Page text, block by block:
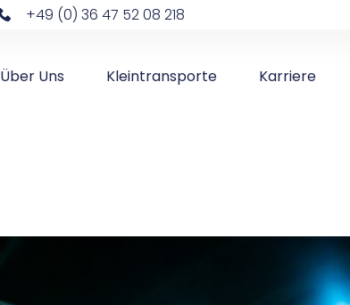
+49 (0) 36 47 52 08 218
Über Uns Kleintransporte Karriere